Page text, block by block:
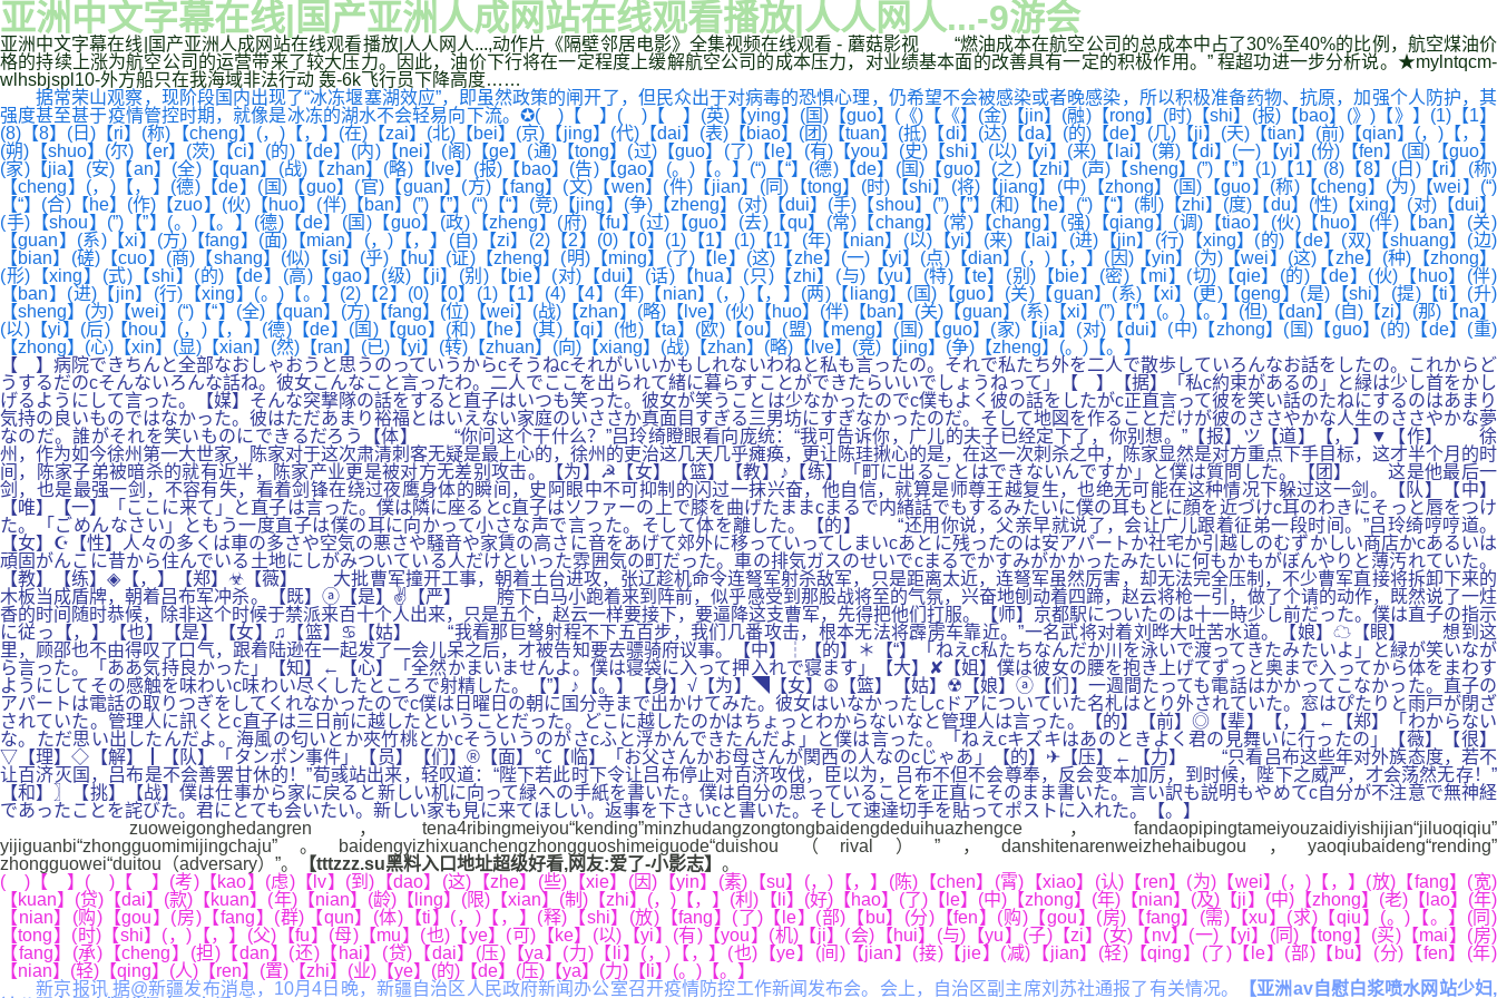
亚洲中文字幕在线|国产亚洲人成网站在线观看播放|人人网人...-9游会
亚洲中文字幕在线|国产亚洲人成网站在线观看播放|人人网人...,动作片《隔壁邻居电影》全集视频在线观看 - 蘑菇影视 “燃油成本在航空公司的总成本中占了30%至40%的比例，航空煤油价
格的持续上涨为航空公司的运营带来了较大压力。因此，油价下行将在一定程度上缓解航空公司的成本压力，对业绩基本面的改善具有一定的积极作用。” 程超功进一步分析说。★mylntqcm-
wlhsbjspl10-外方船只在我海域非法行动 轰-6k飞行员下降高度……
据常荣山观察，现阶段国内出现了“冰冻堰塞湖效应”，即虽然政策的闸开了，但民众出于对病毒的恐惧心理，仍希望不会被感染或者晚感染，所以积极准备药物、抗原，加强个人防护，其
强度甚至甚于疫情管控时期，就像是冰冻的湖水不会轻易向下流。✪( )【 】( )【 】(英)【ying】(国)【guo】(《)【《】(金)【jin】(融)【rong】(时)【shi】(报)【bao】(》)【》】(1)【1】
(8)【8】(日)【ri】(称)【cheng】(，)【，】(在)【zai】(北)【bei】(京)【jing】(代)【dai】(表)【biao】(团)【tuan】(抵)【di】(达)【da】(的)【de】(几)【ji】(天)【tian】(前)【qian】(，)【，】
(朔)【shuo】(尔)【er】(茨)【ci】(的)【de】(内)【nei】(阁)【ge】(通)【tong】(过)【guo】(了)【le】(有)【you】(史)【shi】(以)【yi】(来)【lai】(第)【di】(一)【yi】(份)【fen】(国)【guo】
(家)【jia】(安)【an】(全)【quan】(战)【zhan】(略)【lve】(报)【bao】(告)【gao】(。)【。】(“)【“】(德)【de】(国)【guo】(之)【zhi】(声)【sheng】(”)【”】(1)【1】(8)【8】(日)【ri】(称)
【cheng】(，)【，】(德)【de】(国)【guo】(官)【guan】(方)【fang】(文)【wen】(件)【jian】(同)【tong】(时)【shi】(将)【jiang】(中)【zhong】(国)【guo】(称)【cheng】(为)【wei】(“)
【“】(合)【he】(作)【zuo】(伙)【huo】(伴)【ban】(”)【”】(“)【“】(竞)【jing】(争)【zheng】(对)【dui】(手)【shou】(”)【”】(和)【he】(“)【“】(制)【zhi】(度)【du】(性)【xing】(对)【dui】
(手)【shou】(”)【”】(。)【。】(德)【de】(国)【guo】(政)【zheng】(府)【fu】(过)【guo】(去)【qu】(常)【chang】(常)【chang】(强)【qiang】(调)【tiao】(伙)【huo】(伴)【ban】(关)
【guan】(系)【xi】(方)【fang】(面)【mian】(，)【，】(自)【zi】(2)【2】(0)【0】(1)【1】(1)【1】(年)【nian】(以)【yi】(来)【lai】(进)【jin】(行)【xing】(的)【de】(双)【shuang】(边)
【bian】(磋)【cuo】(商)【shang】(似)【si】(乎)【hu】(证)【zheng】(明)【ming】(了)【le】(这)【zhe】(一)【yi】(点)【dian】(，)【，】(因)【yin】(为)【wei】(这)【zhe】(种)【zhong】
(形)【xing】(式)【shi】(的)【de】(高)【gao】(级)【ji】(别)【bie】(对)【dui】(话)【hua】(只)【zhi】(与)【yu】(特)【te】(别)【bie】(密)【mi】(切)【qie】(的)【de】(伙)【huo】(伴)
【ban】(进)【jin】(行)【xing】(。)【。】(2)【2】(0)【0】(1)【1】(4)【4】(年)【nian】(，)【，】(两)【liang】(国)【guo】(关)【guan】(系)【xi】(更)【geng】(是)【shi】(提)【ti】(升)
【sheng】(为)【wei】(“)【“】(全)【quan】(方)【fang】(位)【wei】(战)【zhan】(略)【lve】(伙)【huo】(伴)【ban】(关)【guan】(系)【xi】(”)【”】(。)【。】(但)【dan】(自)【zi】(那)【na】
(以)【yi】(后)【hou】(，)【，】(德)【de】(国)【guo】(和)【he】(其)【qi】(他)【ta】(欧)【ou】(盟)【meng】(国)【guo】(家)【jia】(对)【dui】(中)【zhong】(国)【guo】(的)【de】(重)
【zhong】(心)【xin】(显)【xian】(然)【ran】(已)【yi】(转)【zhuan】(向)【xiang】(战)【zhan】(略)【lve】(竞)【jing】(争)【zheng】(。)【。】
【 】病院できちんと全部なおしゃおうと思うのっていうからcそうねcそれがいいかもしれないわねと私も言ったの。それで私たち外を二人で散歩していろんなお話をしたの。これからど
うするだのcそんないろんな話ね。彼女こんなこと言ったわ。二人でここを出られて緒に暮らすことができたらいいでしょうねって」【 】【据】「私c約束があるの」と緑は少し首をかし
げるようにして言った。【媒】そんな突撃隊の話をすると直子はいつも笑った。彼女が笑うことは少なかったのでc僕もよく彼の話をしたがc正直言って彼を笑い話のたねにするのはあまり
気持の良いものではなかった。彼はただあまり裕福とはいえない家庭のいささか真面目すぎる三男坊にすぎなかったのだ。そして地図を作ることだけが彼のささやかな人生のささやかな夢
なのだ。誰がそれを笑いものにできるだろう【体】 “你问这个干什么？”吕玲绮瞪眼看向庞统：“我可告诉你，广儿的夫子已经定下了，你别想。”【报】ツ【道】【，】▼【作】 徐
州，作为如今徐州第一大世家，陈家对于这次肃清刺客无疑是最上心的，徐州的吏治这几天几乎瘫痪，更让陈珪揪心的是，在这一次刺杀之中，陈家显然是对方重点下手目标，这才半个月的时
间，陈家子弟被暗杀的就有近半，陈家产业更是被对方无差别攻击。【为】☭【女】【篮】【教】♪【练】「町に出ることはできないんですか」と僕は質問した。【团】 这是他最后一
剑，也是最强一剑，不容有失，看着剑锋在绕过夜鹰身体的瞬间，史阿眼中不可抑制的闪过一抹兴奋，他自信，就算是师尊王越复生，也绝无可能在这种情况下躲过这一剑。【队】【中】
【唯】【一】「ここに来て」と直子は言った。僕は隣に座るとc直子はソファーの上で膝を曲げたままcまるで内緒話でもするみたいに僕の耳もとに顔を近づけc耳のわきにそっと唇をつけ
た。「ごめんなさい」ともう一度直子は僕の耳に向かって小さな声で言った。そして体を離した。【的】 “还用你说，父亲早就说了，会让广儿跟着征弟一段时间。”吕玲绮哼哼道。
【女】☪【性】人々の多くは車の多さや空気の悪さや騒音や家賃の高さに音をあげて郊外に移っていってしまいcあとに残ったのは安アパートか社宅か引越しのむずかしい商店かcあるいは
頑固がんこに昔から住んでいる土地にしがみついている人だけといった雰囲気の町だった。車の排気ガスのせいでcまるでかすみがかかったみたいに何もかもがぼんやりと薄汚れていた。
【教】【练】◈【，】【郑】☣【薇】 大批曹军撞开工事，朝着土台进攻，张辽趁机命令连弩军射杀敌军，只是距离太近，连弩军虽然厉害，却无法完全压制，不少曹军直接将拆卸下来的
木板当成盾牌，朝着吕布军冲杀。【既】ⓐ【是】✌【严】 胯下白马小跑着来到阵前，似乎感受到那股战将至的气氛，兴奋地刨动着四蹄，赵云将枪一引，做了个请的动作，既然说了一炷
香的时间随时恭候，除非这个时候于禁派来百十个人出来，只是五个，赵云一样要接下，要逼降这支曹军，先得把他们打服。【师】京都駅についたのは十一時少し前だった。僕は直子の指示
に従っ【，】【也】【是】【女】♫【篮】♋【姑】 “我看那巨弩射程不下五百步，我们几番攻击，根本无法将霹雳车靠近。”一名武将对着刘晔大吐苦水道。【娘】☁【眼】 想到这
里，顾邵也不由得叹了口气，跟着陆逊在一起发了一会儿呆之后，才被告知要去骠骑府议事。【中】┆【的】＊【“】「ねえc私たちなんだか川を泳いで渡ってきたみたいよ」と緑が笑いなが
ら言った。「ああ気持良かった」【知】←【心】「全然かまいませんよ。僕は寝袋に入って押入れで寝ます」【大】✘【姐】僕は彼女の腰を抱き上げてずっと奥まで入ってから体をまわす
ようにしてその感触を味わいc味わい尽くしたところで射精した。【”】♪【。】【身】√【为】◥【女】☮【篮】【姑】☢【娘】ⓐ【们】一週間たっても電話はかかってこなかった。直子の
アパートは電話の取りつぎをしてくれなかったのでc僕は日曜日の朝に国分寺まで出かけてみた。彼女はいなかったしcドアについていた名札はとり外されていた。窓はぴたりと雨戸が閉ざ
されていた。管理人に訊くとc直子は三日前に越したということだった。どこに越したのかはちょっとわからないなと管理人は言った。【的】【前】◎【辈】【，】←【郑】「わからない
な。ただ思い出したんだよ。海風の匂いとか夾竹桃とかcそういうのがさcふと浮かんできたんだよ」と僕は言った。「ねえcキズキはあのときよく君の見舞いに行ったの」【薇】【很】
▽【理】◇【解】┃【队】「タンポン事件」【员】【们】®【面】℃【临】「お父さんかお母さんが関西の人なのcじゃあ」【的】✈【压】←【力】 “只看吕布这些年对外族态度，若不
让百济灭国，吕布是不会善罢甘休的！”荀彧站出来，轻叹道：“陛下若此时下令让吕布停止对百济攻伐，臣以为，吕布不但不会尊奉，反会变本加厉，到时候，陛下之威严，才会荡然无存！”
【和】〗【挑】【战】僕は仕事から家に戻ると新しい机に向って緑への手紙を書いた。僕は自分の思っていることを正直にそのまま書いた。言い訳も説明もやめてc自分が不注意で無神経
であったことを詫びた。君にとても会いたい。新しい家も見に来てほしい。返事を下さいcと書いた。そして速達切手を貼ってポストに入れた。【。】
zuoweigonghedangren，tena4ribingmeiyou“kending”minzhudangzongtongbaidengdeduihuazhengce，fandaopipingtameiyouzaidiyishijian“jiluoqiqiu”
yijiguanbi“zhongguomimijingchaju”。baidengyizhixuanchengzhongguoshimeiguode“duishou（rival）”，danshitenarenweizhehaibugou，yaoqiubaideng“rending”
zhongguowei“duitou（adversary）”。
【tttzzz.su黑料入口地址超级好看,网友:爱了-小影志】 。
( )【 】( )【 】(考)【kao】(虑)【lv】(到)【dao】(这)【zhe】(些)【xie】(因)【yin】(素)【su】(，)【，】(陈)【chen】(霄)【xiao】(认)【ren】(为)【wei】(，)【，】(放)【fang】(宽)
【kuan】(贷)【dai】(款)【kuan】(年)【nian】(龄)【ling】(限)【xian】(制)【zhi】(，)【，】(利)【li】(好)【hao】(了)【le】(中)【zhong】(年)【nian】(及)【ji】(中)【zhong】(老)【lao】(年)
【nian】(购)【gou】(房)【fang】(群)【qun】(体)【ti】(，)【，】(释)【shi】(放)【fang】(了)【le】(部)【bu】(分)【fen】(购)【gou】(房)【fang】(需)【xu】(求)【qiu】(。)【。】(同)
【tong】(时)【shi】(，)【，】(父)【fu】(母)【mu】(也)【ye】(可)【ke】(以)【yi】(有)【you】(机)【ji】(会)【hui】(与)【yu】(子)【zi】(女)【nv】(一)【yi】(同)【tong】(买)【mai】(房)
【fang】(承)【cheng】(担)【dan】(还)【hai】(贷)【dai】(压)【ya】(力)【li】(，)【，】(也)【ye】(间)【jian】(接)【jie】(减)【jian】(轻)【qing】(了)【le】(部)【bu】(分)【fen】(年)
【nian】(轻)【qing】(人)【ren】(置)【zhi】(业)【ye】(的)【de】(压)【ya】(力)【li】(。)【。】
新京报讯 据@新疆发布消息，10月4日晚，新疆自治区人民政府新闻办公室召开疫情防控工作新闻发布会。会上，自治区副主席刘苏社通报了有关情况。
【亚洲av自慰白浆喷水网站少妇,